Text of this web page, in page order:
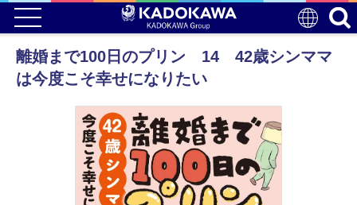
離婚まで100日のプリン 14 42歳シンママ
は今度こそ幸せになりたい